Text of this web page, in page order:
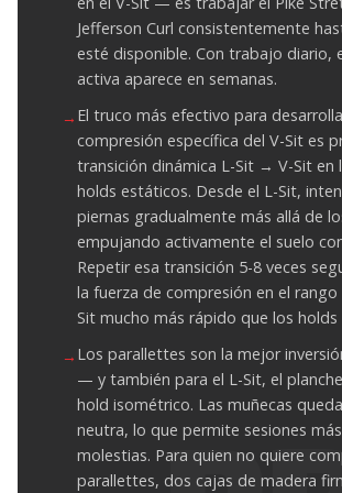
Jefferson Curl consistentemente
esté disponible. Con trabajo diario,
activa aparece en semanas.
El truco más efectivo para
compresión específica del V-Sit es
transición dinámica L-Sit → V-Sit en
holds estáticos. Desde el L-Sit,
piernas gradualmente más allá de
empujando activamente el suelo
Repetir esa transición 5-8 veces
la fuerza de compresión en el
Sit mucho más rápido que los holds
Los parallettes son la mejor
— y también para el L-Sit, el
hold isométrico. Las muñecas
neutra, lo que permite sesiones
molestias. Para quien no quiere
parallettes, dos cajas de madera